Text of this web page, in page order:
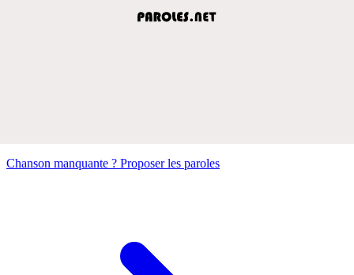
Chanson manquante ? Proposer les paroles